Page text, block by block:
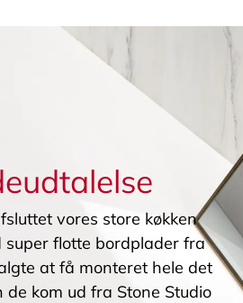
vores store køkken
super flotte bordplader fra
at få monteret hele det
de kom ud fra Stone Studio